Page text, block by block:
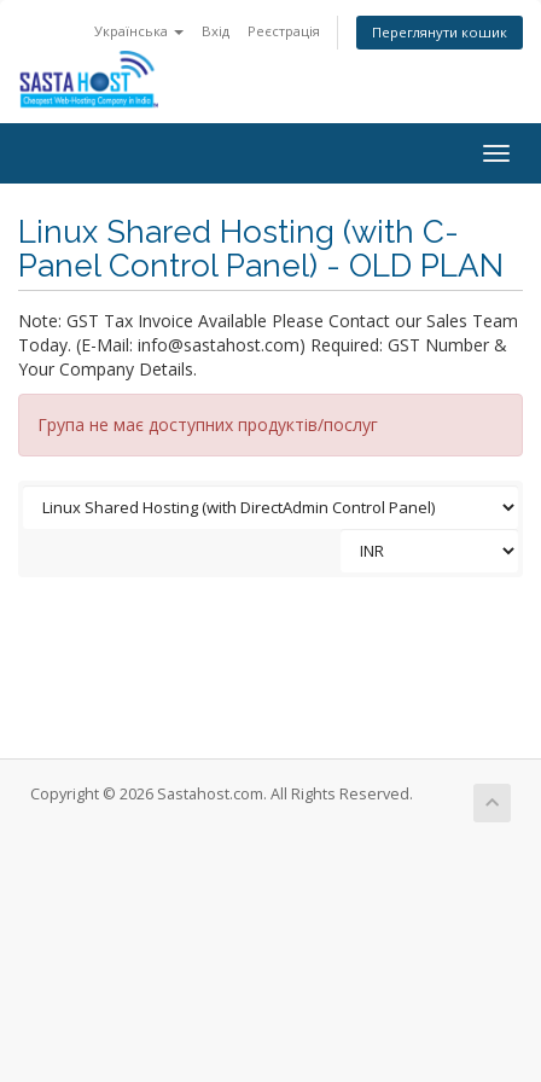
Українська Вхід Реєстрація Переглянути кошик
Linux Shared Hosting (with C-
Panel Control Panel) - OLD PLAN
Note: GST Tax Invoice Available Please Contact our Sales Team
Today. (E-Mail: info@sastahost.com) Required: GST Number &
Your Company Details.
Група не має доступних продуктів/послуг
Copyright © 2026 Sastahost.com. All Rights Reserved.